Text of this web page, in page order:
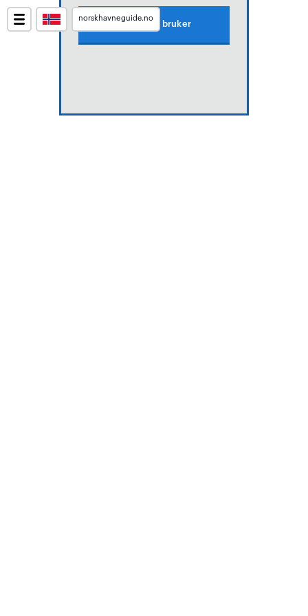
Lag gratis bruker
norskhavneguide.no